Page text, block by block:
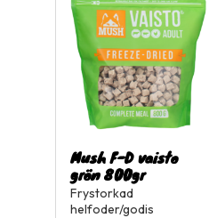
Mush F-D vaisto
grön 800gr
Frystorkad
helfoder/godis